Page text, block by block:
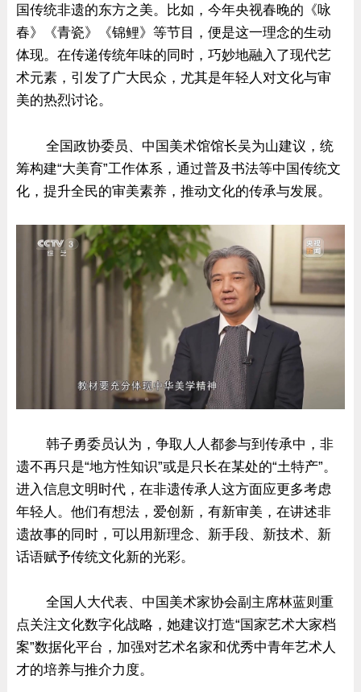
国传统非遗的东方之美。比如，今年央视春晚的《咏
春》《青瓷》《锦鲤》等节目，便是这一理念的生动
体现。在传递传统年味的同时，巧妙地融入了现代艺
术元素，引发了广大民众，尤其是年轻人对文化与审
美的热烈讨论。
全国政协委员、中国美术馆馆长吴为山建议，统
筹构建“大美育”工作体系，通过普及书法等中国传统文
化，提升全民的审美素养，推动文化的传承与发展。
韩子勇委员认为，争取人人都参与到传承中，非
遗不再只是“地方性知识”或是只长在某处的“土特产”。
进入信息文明时代，在非遗传承人这方面应更多考虑
年轻人。他们有想法，爱创新，有新审美，在讲述非
遗故事的同时，可以用新理念、新手段、新技术、新
话语赋予传统文化新的光彩。
全国人大代表、中国美术家协会副主席林蓝则重
点关注文化数字化战略，她建议打造“国家艺术大家档
案”数据化平台，加强对艺术名家和优秀中青年艺术人
才的培养与推介力度。